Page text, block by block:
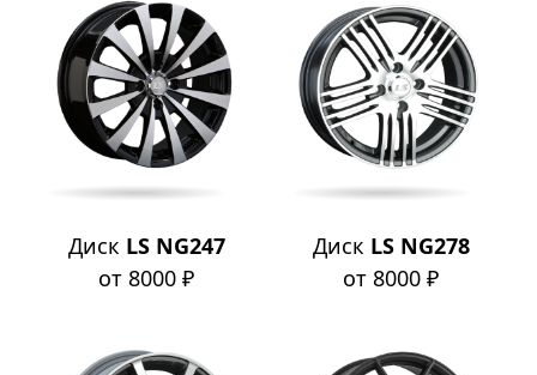
Диск LS NG247
от 8000 ₽
Диск LS NG278
от 8000 ₽